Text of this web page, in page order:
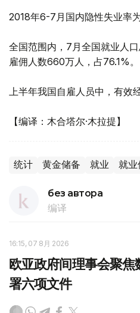
2018年6-7月国内隐性失业率
全国范围内，7月全国就业人
雇佣人数660万人，占76.1%。
上半年我国自雇人员中，有效
【编译：木合塔尔·木拉提】
统计 黄金储备 就业 就业
без автора
编译
16:15, 07 8月 2026
欧亚政府间理事会聚
署六项文件